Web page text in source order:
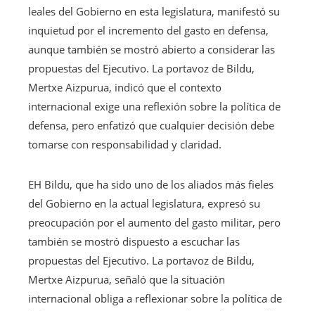
leales del Gobierno en esta legislatura, manifestó su
inquietud por el incremento del gasto en defensa,
aunque también se mostró abierto a considerar las
propuestas del Ejecutivo. La portavoz de Bildu,
Mertxe Aizpurua, indicó que el contexto
internacional exige una reflexión sobre la política de
defensa, pero enfatizó que cualquier decisión debe
tomarse con responsabilidad y claridad.
EH Bildu, que ha sido uno de los aliados más fieles
del Gobierno en la actual legislatura, expresó su
preocupación por el aumento del gasto militar, pero
también se mostró dispuesto a escuchar las
propuestas del Ejecutivo. La portavoz de Bildu,
Mertxe Aizpurua, señaló que la situación
internacional obliga a reflexionar sobre la política de